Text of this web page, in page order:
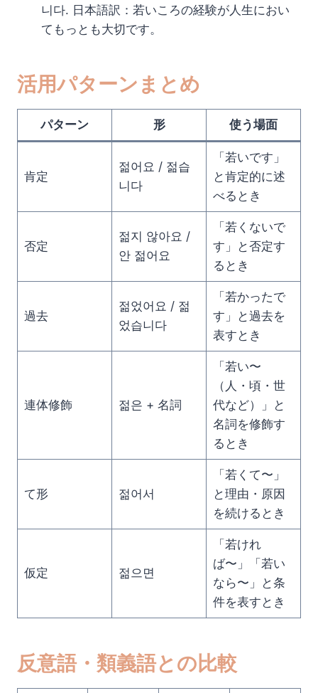
니다. 日本語訳：若いころの経験が人生におい
てもっとも大切です。
活用パターンまとめ
パターン 形 使う場面
肯定
젊어요 / 젊습
니다
「若いです」
と肯定的に述
べるとき
否定
젊지 않아요 /
안 젊어요
「若くないで
す」と否定す
るとき
過去
젊었어요 / 젊
었습니다
「若かったで
す」と過去を
表すとき
連体修飾 젊은 + 名詞
「若い〜
（人・頃・世
代など）」と
名詞を修飾す
るとき
て形 젊어서
「若くて〜」
と理由・原因
を続けるとき
仮定 젊으면
「若けれ
ば〜」「若い
なら〜」と条
件を表すとき
反意語・類義語との比較